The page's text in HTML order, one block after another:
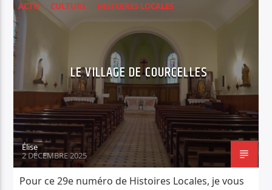
ACTU CULTURE HISTOIRES LOCALES
LE VILLAGE DE COURCELLES
Élise
2 DÉCEMBRE 2025
Pour ce 29e numéro de Histoires Locales, je vous